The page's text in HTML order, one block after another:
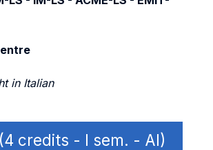
in Italian
(4 credits - I sem. - AI)